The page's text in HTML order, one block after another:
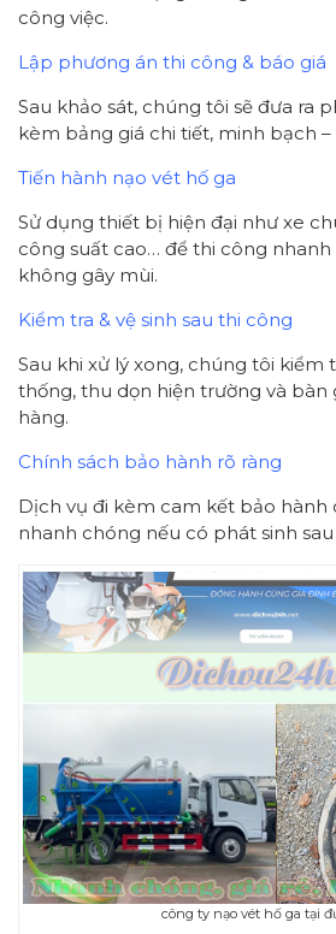
công việc.
Lập phương án thi công & báo giá
Sau khảo sát, chúng tôi sẽ đưa ra
kèm bảng giá chi tiết, minh bạch
Tiến hành nạo vét hố ga
Sử dụng thiết bị hiện đại như xe
công suất cao… để thi công nhanh
không gây mùi.
Kiểm tra & vệ sinh sau thi công
Sau khi xử lý xong, chúng tôi kiểm
thống, thu dọn hiện trường và bàn
hàng.
Chính sách bảo hành rõ ràng
Dịch vụ đi kèm cam kết bảo hành
nhanh chóng nếu có phát sinh sau
công ty nạo vét hố ga tại